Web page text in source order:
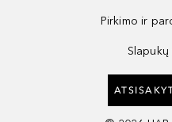
Pirkimo ir
Slapukų